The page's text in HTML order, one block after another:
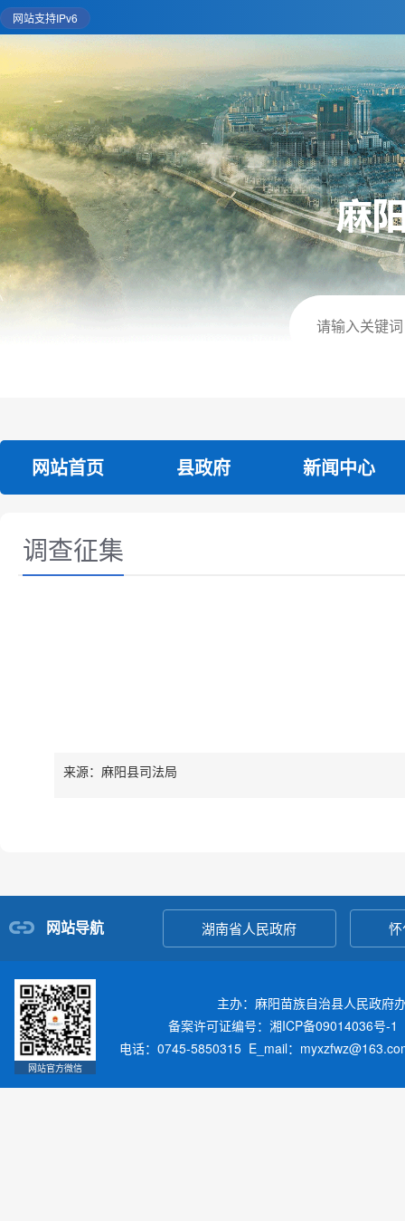
网站支持IPv6
网站首页 县政府 新闻中心
调查征集
来源：麻阳县司法局
网站导航 湖南省人民政府
网站官方微信
主办：麻阳苗族自治县人民政
备案许可证编号：湘ICP备09014036号-1
电话：0745-5850315 E_mail：